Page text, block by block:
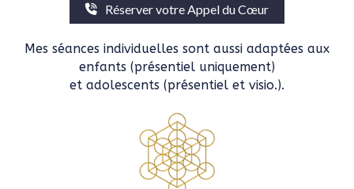
Réserver votre Appel du Cœur
Mes séances individuelles sont aussi adaptées aux
enfants (présentiel uniquement)
et adolescents (présentiel et visio.).